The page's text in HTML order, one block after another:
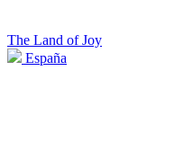
The Land of Joy
España